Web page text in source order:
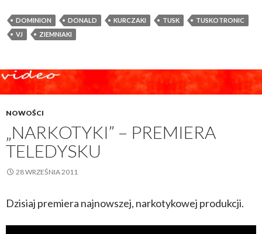
DOMINION DONALD KURCZAKI TUSK
TUSKOTRONIC
VJ
ZIEMNIAKI
NOWOŚCI
„NARKOTYKI” – PREMIERA
TELEDYSKU
28 WRZEŚNIA 2011
Dzisiaj premiera najnowszej, narkotykowej produkcji.